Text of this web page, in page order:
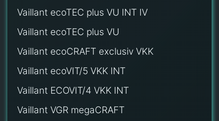
Vaillant ecoTEC plus VU INT IV
Vaillant ecoTEC plus VU
Vaillant ecoCRAFT exclusiv VKK
Vaillant ecoVIT/5 VKK INT
Vaillant ECOVIT/4 VKK INT
Vaillant VGR megaCRAFT